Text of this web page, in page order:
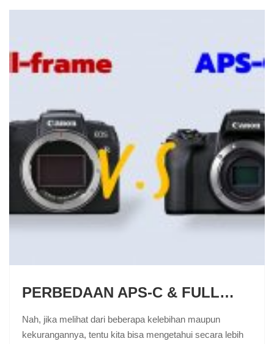
PERBEDAAN APS-C & FULL…
Nah, jika melihat dari beberapa kelebihan maupun
kekurangannya, tentu kita bisa mengetahui secara lebih